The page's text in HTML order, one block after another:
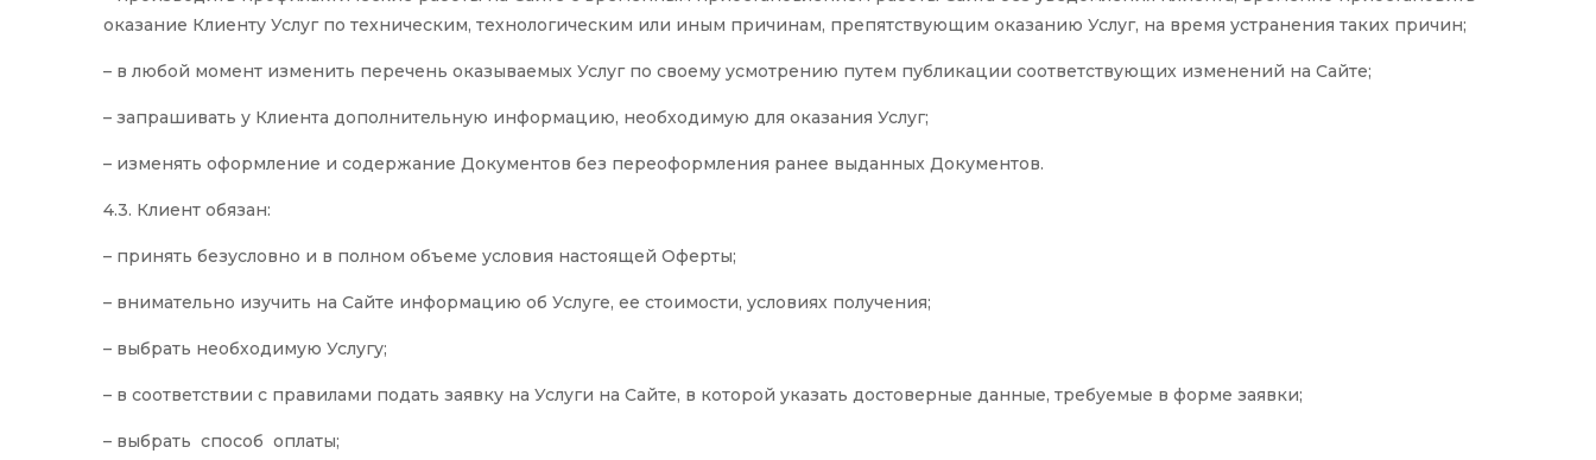
оказание Клиенту Услуг по техническим, технологическим или иным причинам, препятствующим оказанию Услуг, на время устранения таких причин;
– в любой момент изменить перечень оказываемых Услуг по своему усмотрению путем публикации соответствующих изменений на Сайте;
– запрашивать у Клиента дополнительную информацию, необходимую для оказания Услуг;
– изменять оформление и содержание Документов без переоформления ранее выданных Документов.
4.3. Клиент обязан:
– принять безусловно и в полном объеме условия настоящей Оферты;
– внимательно изучить на Сайте информацию об Услуге, ее стоимости, условиях получения;
– выбрать необходимую Услугу;
– в соответствии с правилами подать заявку на Услуги на Сайте, в которой указать достоверные данные, требуемые в форме заявки;
– выбрать способ оплаты;